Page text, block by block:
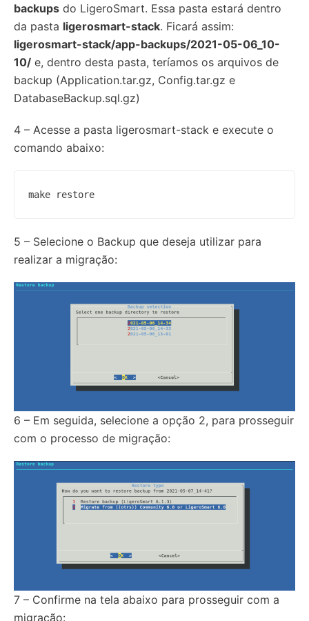
backups do LigeroSmart. Essa pasta estará dentro
da pasta ligerosmart-stack. Ficará assim:
ligerosmart-stack/app-backups/2021-05-06_10-
10/ e, dentro desta pasta, teríamos os arquivos de
backup (Application.tar.gz, Config.tar.gz e
DatabaseBackup.sql.gz)
4 – Acesse a pasta ligerosmart-stack e execute o
comando abaixo:
make restore
5 – Selecione o Backup que deseja utilizar para
realizar a migração:
6 – Em seguida, selecione a opção 2, para prosseguir
com o processo de migração:
7 – Confirme na tela abaixo para prosseguir com a
migração: